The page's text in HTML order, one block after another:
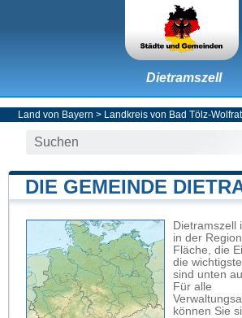
Dietramszell
Land von Bayern > Landkreis von Bad Tölz-
DIE GEMEINDE
Dietramszell
in der
Fläche, die
die
sind unten
Für alle
können Sie